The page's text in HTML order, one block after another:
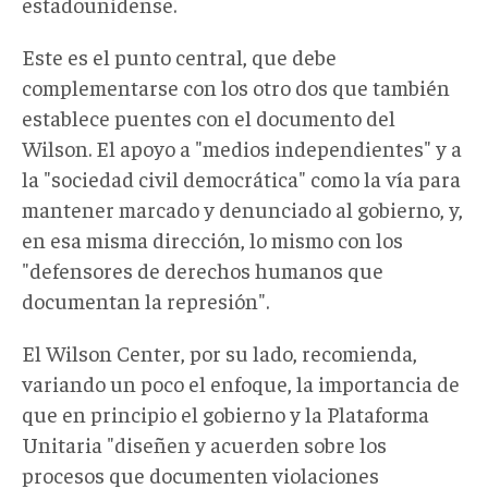
Este es el punto central, que debe
complementarse con los otro dos que también
establece puentes con el documento del
Wilson. El apoyo a "medios independientes" y a
la "sociedad civil democrática" como la vía para
mantener marcado y denunciado al gobierno, y,
en esa misma dirección, lo mismo con los
"defensores de derechos humanos que
documentan la represión".
El Wilson Center, por su lado, recomienda,
variando un poco el enfoque, la importancia de
que en principio el gobierno y la Plataforma
Unitaria "diseñen y acuerden sobre los
procesos que documenten violaciones